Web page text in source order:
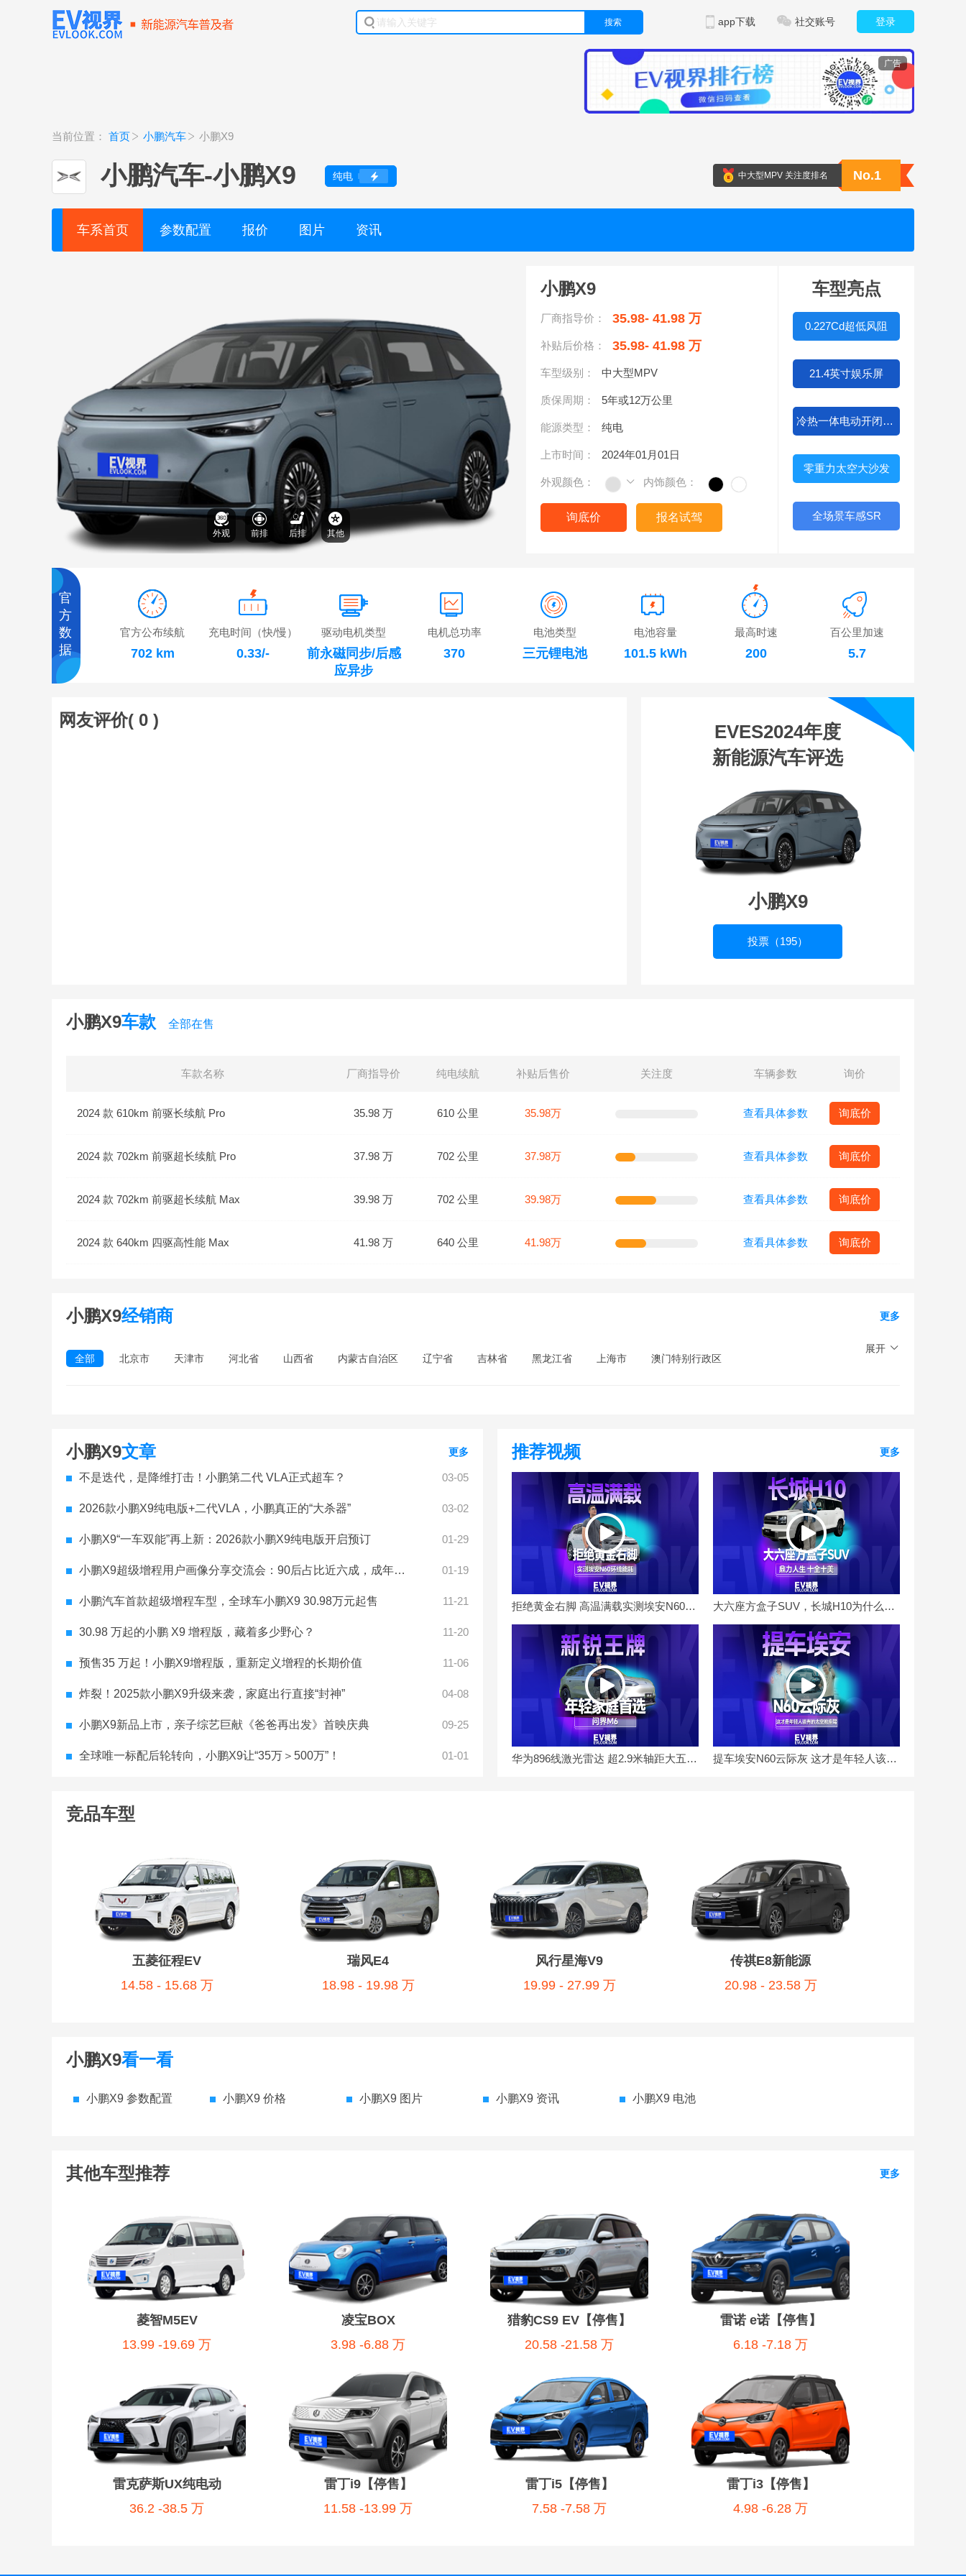
搜索 登录
社交账号
app下载
广告
当前位置： 首页 小鹏汽车 小鹏X9
小鹏汽车-小鹏X9 纯电 中大型MPV 关注度排名 No.1
车系首页 参数配置 报价 图片 资讯
外观 前排 后排 其他
小鹏X9
厂商指导价： 35.98- 41.98 万
补贴后价格： 35.98- 41.98 万
车型级别： 中大型MPV
质保周期： 5年或12万公里
能源类型： 纯电
上市时间： 2024年01月01日
外观颜色： 内饰颜色：
询底价 报名试驾
车型亮点
0.227Cd超低风阻
21.4英寸娱乐屏
冷热一体电动开闭冰箱
零重力太空大沙发
全场景车感SR
官
方
数
据
官方公布续航
702 km
充电时间（快/慢）
0.33/-
驱动电机类型
前永磁同步/后感
应异步
电机总功率
370
电池类型
三元锂电池
电池容量
101.5 kWh
最高时速
200
百公里加速
5.7
网友评价( 0 )
EVES2024年度
新能源汽车评选
小鹏X9
投票（195）
小鹏X9车款 全部在售
车款名称 厂商指导价 纯电续航 补贴后售价 关注度 车辆参数 询价
2024 款 610km 前驱长续航 Pro 35.98 万 610 公里 35.98万 查看具体参数 询底价
2024 款 702km 前驱超长续航 Pro 37.98 万 702 公里 37.98万 查看具体参数 询底价
2024 款 702km 前驱超长续航 Max 39.98 万 702 公里 39.98万 查看具体参数 询底价
2024 款 640km 四驱高性能 Max 41.98 万 640 公里 41.98万 查看具体参数 询底价
小鹏X9经销商 更多
展开
全部
北京市 天津市 河北省 山西省 内蒙古自治区 辽宁省 吉林省 黑龙江省 上海市 澳门特别行政区
小鹏X9文章 更多
不是迭代，是降维打击！小鹏第二代 VLA正式超车？ 03-05
2026款小鹏X9纯电版+二代VLA，小鹏真正的“大杀器” 03-02
小鹏X9“一车双能”再上新：2026款小鹏X9纯电版开启预订 01-29
小鹏X9超级增程用户画像分享交流会：90后占比近六成，成年轻家庭第一台MPV 01-19
小鹏汽车首款超级增程车型，全球车小鹏X9 30.98万元起售 11-21
30.98 万起的小鹏 X9 增程版，藏着多少野心？ 11-20
预售35 万起！小鹏X9增程版，重新定义增程的长期价值 11-06
炸裂！2025款小鹏X9升级来袭，家庭出行直接“封神” 04-08
小鹏X9新品上市，亲子综艺巨献《爸爸再出发》首映庆典 09-25
全球唯一标配后轮转向，小鹏X9让“35万＞500万”！ 01-01
推荐视频 更多
拒绝黄金右脚 高温满载实测埃安N60环线能耗 大六座方盒子SUV，长城H10为什么被称为新物种？
华为896线激光雷达 超2.9米轴距大五座 问界M6如何 提车埃安N60云际灰 这才是年轻人该有的太空舱座驾
竞品车型
五菱征程EV
14.58 - 15.68 万
瑞风E4
18.98 - 19.98 万
风行星海V9
19.99 - 27.99 万
传祺E8新能源
20.98 - 23.58 万
小鹏X9看一看
小鹏X9 参数配置 小鹏X9 价格 小鹏X9 图片 小鹏X9 资讯 小鹏X9 电池
其他车型推荐 更多
菱智M5EV
13.99 -19.69 万
凌宝BOX
3.98 -6.88 万
猎豹CS9 EV【停售】
20.58 -21.58 万
雷诺 e诺【停售】
6.18 -7.18 万
雷克萨斯UX纯电动
36.2 -38.5 万
雷丁i9【停售】
11.58 -13.99 万
雷丁i5【停售】
7.58 -7.58 万
雷丁i3【停售】
4.98 -6.28 万